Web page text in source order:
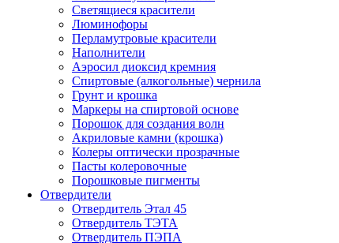
Светящиеся красители
Люминофоры
Перламутровые красители
Наполнители
Аэросил диоксид кремния
Спиртовые (алкогольные) чернила
Грунт и крошка
Маркеры на спиртовой основе
Порошок для создания волн
Акриловые камни (крошка)
Колеры оптически прозрачные
Пасты колеровочные
Порошковые пигменты
Отвердители
Отвердитель Этал 45
Отвердитель ТЭТА
Отвердитель ПЭПА